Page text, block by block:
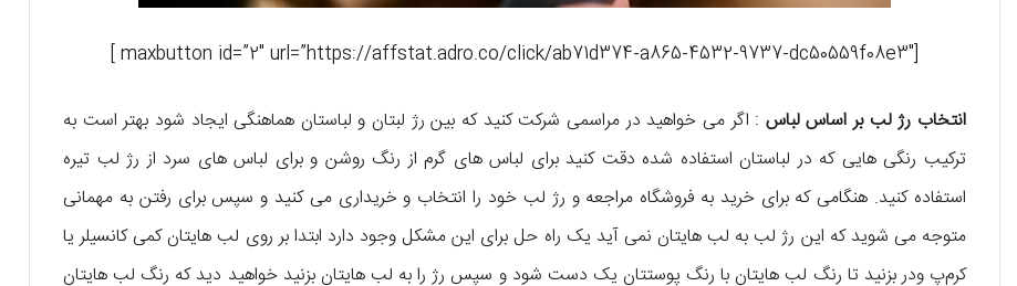
[maxbutton id=”2″ url=”https://affstat.adro.co/click/ab71d374-a865-4532-9737-dc50559f08e3″ ]
انتخاب رژ لب بر اساس لباس : اگر می ‌خواهید در مراسمی شرکت کنید که بین رژ لبتان و لباستان هماهنگی ایجاد شود بهتر است به
ترکیب رنگی‌ هایی که در لباستان استفاده شده دقت کنید برای لبا‌س ‌های گرم از رنگ روشن و برای لباس‌ های سرد از رژ لب تیره
استفاده کنید. هنگامی که برای خرید به فروشگاه مراجعه و رژ لب خود را انتخاب و خریداری می‌ کنید و سپس برای رفتن به مهمانی
متوجه می ‌شوید که این رژ لب به لب‌ هایتان نمی ‌آید یک راه‌ حل برای این مشکل وجود دارد ابتدا بر روی لب ‌هایتان کمی کانسیلر یا
کرم‌پ ودر بزنید تا رنگ لب‌ هایتان با رنگ پوستتان یک دست شود و سپس رژ را به لب‌ هایتان بزنید خواهید دید که رنگ لب‌ هایتان